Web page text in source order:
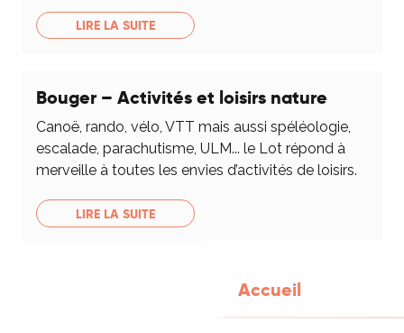
Accueil
LIRE LA SUITE
Bouger – Activités et loisirs nature
Canoë, rando, vélo, VTT mais aussi spéléologie,
escalade, parachutisme, ULM... le Lot répond à
merveille à toutes les envies d’activités de loisirs.
LIRE LA SUITE